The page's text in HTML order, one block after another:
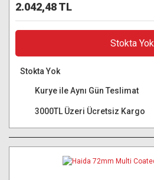
2.042,48 TL
Stokta Yok
Stokta Yok
Kurye ile Aynı Gün Teslimat
3000TL Üzeri Ücretsiz Kargo